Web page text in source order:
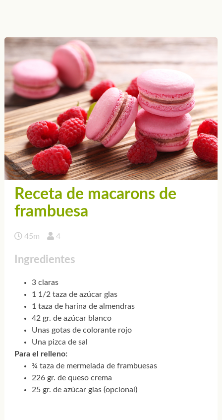
Receta de macarons de
frambuesa
45m 4
Ingredientes
3 claras
1 1/2 taza de azúcar glas
1 taza de harina de almendras
42 gr. de azúcar blanco
Unas gotas de colorante rojo
Una pizca de sal
Para el relleno:
¾ taza de mermelada de frambuesas
226 gr. de queso crema
25 gr. de azúcar glas (opcional)